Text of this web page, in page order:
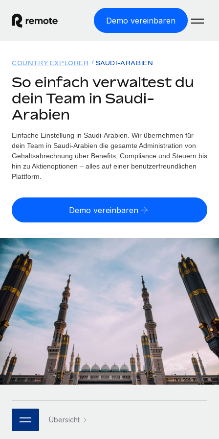
Demo vereinbaren
WELTWEITE BESCHÄFTIGUNG
Globale Payroll
Employer of Record
Weltweites Wachstum ohne Kosten für Niederlassungen
Contractor of Record
Contractor Management
Globales Onboarding und Verwalten von
PEO
Auslagern von komplexen HR-Aufgaben
INFRASTRUKTUR
Remote Embedded
Nahtlose Integration der HR in bestehende Abläufe
Plattform
Integrierte HR-Kernfunktionen für dein Team
Verknüpfen Neu
MCP
Integrationen
Lösungen
Country Explorer
Länderspezifische Unterstützung bei der Einstellung
Explorer für US-Bundesstaaten
Vergleiche mit unseren Mitbewerbern
WACHSTUMSPHASE
Startups
Agile HR- und Payroll-Lösungen für wachsende
Unternehmen
Mittelstand
Maßgeschneiderte HR-Lösungen, um Teams zu
vergrößern
Enterprise
Globale HR für Konzerne und Großunternehmen
Strategische Technologiepartner
Flexible Einbettung von Global-HR-Funktionen in deine
Plattform
Ressourcen
TOOLS UND RECHNER
Scheinselbstständigkeitsrisiko berechnen
Länderspezifische Einschätzung des
Personalkostenrechner
Honorarzahlungen berechnen
Informationen zu möglichen Währungen und
Abwicklungsfristen für globale Freelancer:innen
LERNEN MIT REMOTE
Forschung und Leitfäden
Fallstudien
HR-Glossar
Checklisten und Vorlagen
Bibliothek für Stellenbeschreibungen
Webinare
Preise
English
Nederlands
Français
Deutsch
Español
Português (Portugal)
日本語
한국어
COUNTRY EXPLORER SAUDI-ARABIEN
So einfach verwaltest du
dein Team in Saudi-
Arabien
Einfache Einstellung in Saudi-Arabien. Wir übernehmen für
dein Team in Saudi-Arabien die gesamte Administration von
Gehaltsabrechnung über Benefits, Compliance und Steuern bis
hin zu Aktienoptionen – alles auf einer benutzerfreundlichen
Plattform.
Demo vereinbaren
Übersicht